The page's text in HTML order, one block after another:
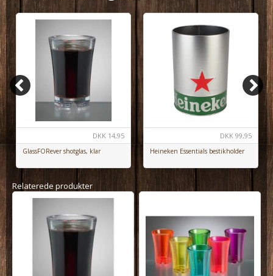
DKK 14,95
GlassFORever shotglas, klar
DKK 99,95
Heineken Essentials bestikholder
Relaterede produkter